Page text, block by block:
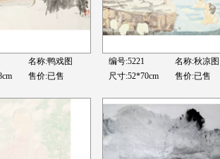
名称:鸭戏图
售价:已售
编号:5221
名称:秋凉图
尺寸:52*70cm
售价:已售